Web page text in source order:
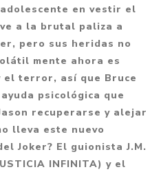
en vestir el
a la brutal paliza a
pero sus heridas no
mente ahora es
el terror, así que Bruce
psicológica que
recuperarse y alejar
lleva este nuevo
Joker? El guionista J.M.
INFINITA) y el